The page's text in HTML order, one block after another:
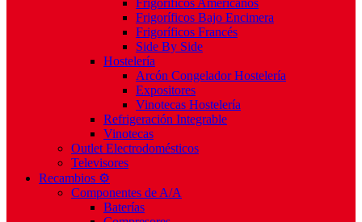
Frigoríficos Americanos
Frigoríficos Bajo Encimera
Frigoríficos Francés
Side By Side
Hostelería
Arcón Congelador Hostelería
Expositores
Vinotecas Hostelería
Refrigeración Integrable
Vinotecas
Outlet Electrodomésticos
Televisores
Recambios ⚙️
Componentes de A/A
Baterías